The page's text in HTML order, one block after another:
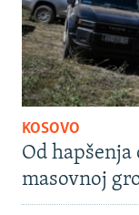
KOSOVO
Od hapšenja
masovnoj